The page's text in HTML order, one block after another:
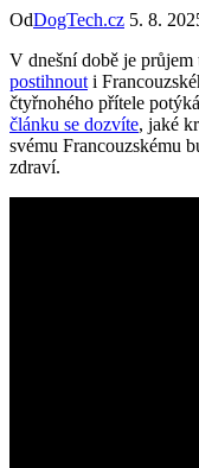
OdDogTech.cz 5. 8.
V dnešní době‌ je průjem
postihnout ⁣i
čtyřnohého přítele⁣
článku ​se dozvíte, jaké
svému Francouzskému
zdraví.